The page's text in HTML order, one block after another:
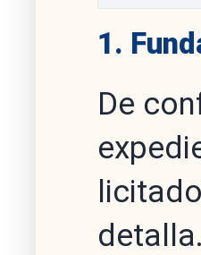
1.
De
detalla.